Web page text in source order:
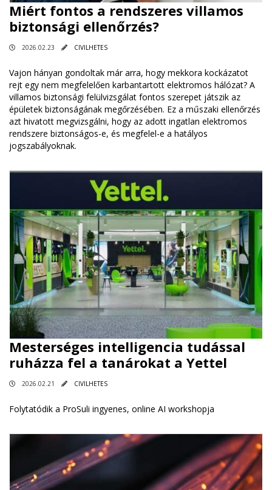
Miért fontos a rendszeres villamos
biztonsági ellenőrzés?
2026.02.23 CIVILHETES
Vajon hányan gondoltak már arra, hogy mekkora kockázatot
rejt egy nem megfelelően karbantartott elektromos hálózat? A
villamos biztonsági felülvizsgálat fontos szerepet játszik az
épületek biztonságának megőrzésében. Ez a műszaki ellenőrzés
azt hivatott megvizsgálni, hogy az adott ingatlan elektromos
rendszere biztonságos-e, és megfelel-e a hatályos
jogszabályoknak.
Mesterséges intelligencia tudással
ruházza fel a tanárokat a Yettel
2026.02.21 CIVILHETES
Folytatódik a ProSuli ingyenes, online AI workshopja